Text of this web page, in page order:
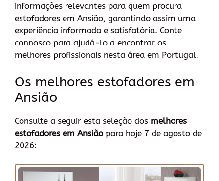
informações relevantes para quem procura
estofadores em Ansião, garantindo assim uma
experiência informada e satisfatória. Conte
connosco para ajudá-lo a encontrar os
melhores profissionais nesta área em Portugal.
Os melhores estofadores em
Ansião
Consulte a seguir esta seleção dos melhores
estofadores em Ansiãopara hoje 7 de agosto de
2026: